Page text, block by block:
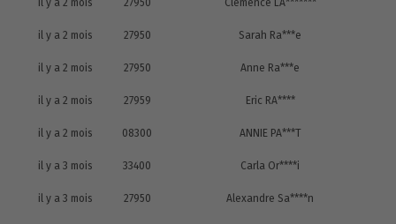
il y a 2 mois 27950 Clémence LA*******
il y a 2 mois 27950 Sarah Ra***e
il y a 2 mois 27950 Anne Ra***e
il y a 2 mois 27959 Eric RA****
il y a 2 mois 08300 ANNIE PA***T
il y a 3 mois 33400 Carla Or****i
il y a 3 mois 27950 Alexandre Sa****n